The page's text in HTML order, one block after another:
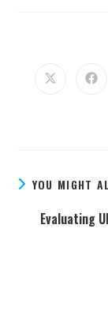
YOU MIGHT
Evaluating